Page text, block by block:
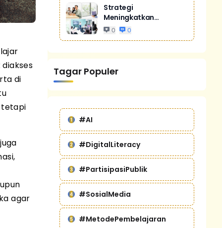
di
tetapi
agar
Strategi
Meningkatkan
Penjualan Melalui
0 0
Tagar Populer
#AI
#DigitalLiteracy
#PartisipasiPublik
#SosialMedia
#MetodePembelajaran